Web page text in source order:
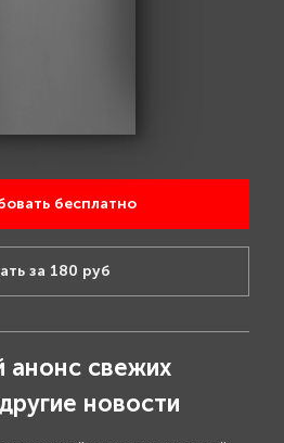
бесплатно
за 180 руб
анонс свежих
новости